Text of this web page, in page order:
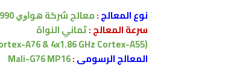
نوع المعالج:ﻣﻌﺎﻟﺞ ﺷﺮﻛﺔ ﻫﻮﺍﻭﻱ HiSilicon Kirin 990
سرعة المعالج :ثماني النواة
(2x2.86 GHz Cortex-A76 & 2x2.09 GHz Cortex-A76 & 4x1.86 GHz Cortex-A55)
المعالج الرسومى:
Mali-G76 MP16